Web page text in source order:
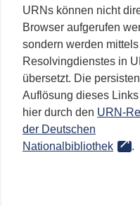
URNs können nicht
Browser aufgerufen
sondern werden
Resolvingdienstes in
übersetzt. Die
Auflösung dieses
hier durch den URN-
der Deutschen
Nationalbibliothek
.